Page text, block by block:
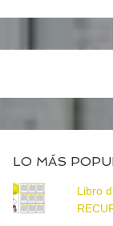
LO MÁS
Libro